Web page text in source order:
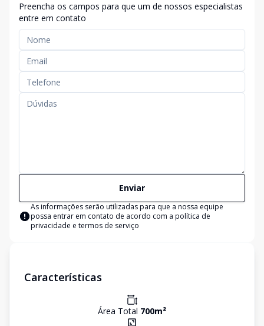
Preencha os campos para que um de nossos especialistas
entre em contato
Enviar
As informações serão utilizadas para que a nossa equipe
possa entrar em contato de acordo com a política de
privacidade e termos de serviço
Características
Área Total 700m²